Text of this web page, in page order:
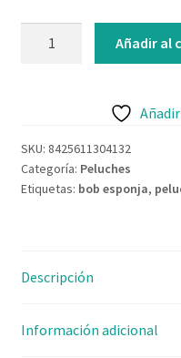
Contacto
cantidad
Añadir al
SKU: 8425611304132
Categoría: Peluches
Etiquetas: bob esponja,
Descripción
Información adicional